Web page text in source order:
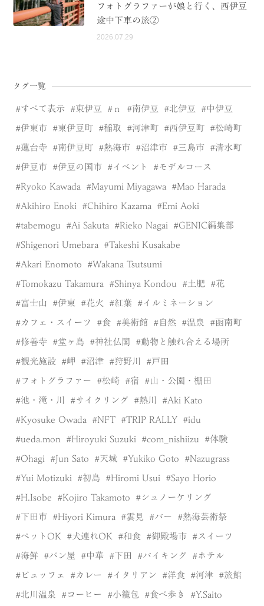
フォトグラファーが娘と行く、西伊豆
途中下車の旅②
2026.07.29
タグ一覧
すべて表示 東伊豆 ｎ 南伊豆 北伊豆 中伊豆
伊東市 東伊豆町 稲取 河津町 西伊豆町 松崎町
蓮台寺 南伊豆町 熱海市 沼津市 三島市 清水町
伊豆市 伊豆の国市 イベント モデルコース
Ryoko Kawada Mayumi Miyagawa Mao Harada
Akihiro Enoki Chihiro Kazama Emi Aoki
tabemogu Ai Sakuta Rieko Nagai GENIC編集部
Shigenori Umebara Takeshi Kusakabe
Akari Enomoto Wakana Tsutsumi
Tomokazu Takamura Shinya Kondou 土肥 花
富士山 伊東 花火 紅葉 イルミネーション
カフェ・スイーツ 食 美術館 自然 温泉 函南町
修善寺 堂ヶ島 神社仏閣 動物と触れ合える場所
観光施設 岬 沼津 狩野川 戸田
フォトグラファー 松崎 宿 山・公園・棚田
池・滝・川 サイクリング 熱川 Aki Kato
Kyosuke Owada NFT TRIP RALLY idu
ueda.mon Hiroyuki Suzuki com_nishiizu 体験
Ohagi Jun Sato 天城 Yukiko Goto Nazugrass
Yui Motizuki 初島 Hiromi Usui Sayo Horio
H.Isobe Kojiro Takamoto シュノーケリング
下田市 Hiyori Kimura 雲見 バー 熱海芸術祭
ペットOK 犬連れOK 和食 御殿場市 スイーツ
海鮮 パン屋 中華 下田 バイキング ホテル
ビュッフェ カレー イタリアン 洋食 河津 旅館
北川温泉 コーヒー 小籠包 食べ歩き Y.Saito